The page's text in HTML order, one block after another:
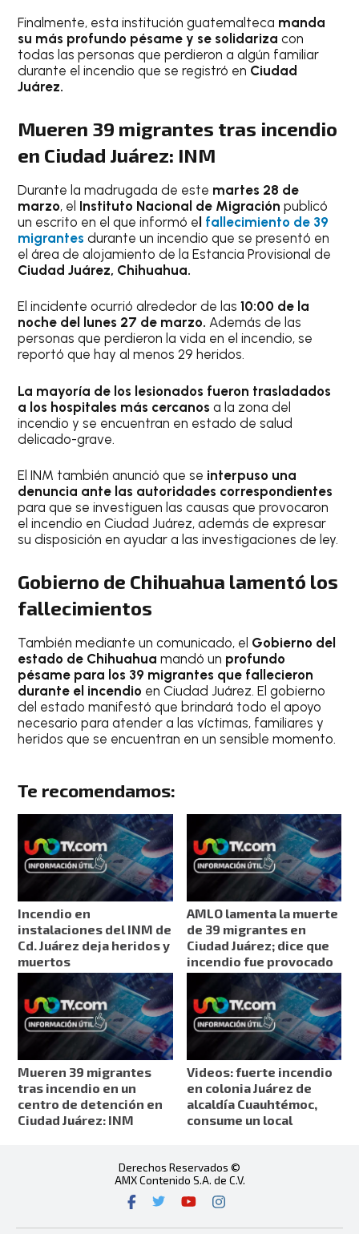
Finalmente, esta institución guatemalteca manda
su más profundo pésame y se solidarizacon
todas las personas que perdieron a algún familiar
durante el incendio que se registró en Ciudad
Juárez.
Mueren 39 migrantes tras incendio
en Ciudad Juárez: INM
Durante la madrugada de este martes 28 de
marzo, el Instituto Nacional de Migraciónpublicó
un escrito en el que informó el fallecimiento de 39
migrantes durante un incendio que se presentó en
el área de alojamiento de la Estancia Provisional de
Ciudad Juárez, Chihuahua.
El incidente ocurrió alrededor de las10:00 de la
noche del lunes 27 de marzo.Además de las
personas que perdieron la vida en el incendio, se
reportó que hay al menos 29 heridos.
La mayoría de los lesionados fueron trasladados
a los hospitales más cercanos a la zona del
incendio y se encuentran en estado de salud
delicado-grave.
El INM también anunció que se interpuso una
denuncia ante las autoridades correspondientes
para que se investiguen las causas que provocaron
el incendio en Ciudad Juárez, además de expresar
su disposición en ayudar a las investigaciones de ley.
Gobierno de Chihuahua lamentó los
fallecimientos
También mediante un comunicado, el Gobierno del
estado de Chihuahua mandó un profundo
pésame para los 39 migrantes que fallecieron
durante el incendio en Ciudad Juárez. El gobierno
del estado manifestó que brindará todo el apoyo
necesario para atender a las víctimas, familiares y
heridos que se encuentran en un sensible momento.
Te recomendamos:
Incendio en
instalaciones del INM de
Cd. Juárez deja heridos y
muertos
AMLO lamenta la muerte
de 39 migrantes en
Ciudad Juárez; dice que
incendio fue provocado
Mueren 39 migrantes
tras incendio en un
centro de detención en
Ciudad Juárez: INM
Videos: fuerte incendio
en colonia Juárez de
alcaldía Cuauhtémoc,
consume un local
Derechos Reservados ©
AMX Contenido S.A. de C.V.